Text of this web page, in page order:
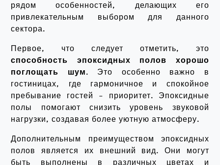
рядом особенностей, делающих его
привлекательным выбором для данного
сектора.
Первое, что следует отметить, это
способность эпоксидных полов хорошо
поглощать шум. Это особенно важно в
гостиницах, где гармоничное и спокойное
пребывание гостей – приоритет. Эпоксидные
полы помогают снизить уровень звуковой
нагрузки, создавая более уютную атмосферу.
Дополнительным преимуществом эпоксидных
полов является их внешний вид. Они могут
быть выполнены в различных цветах и